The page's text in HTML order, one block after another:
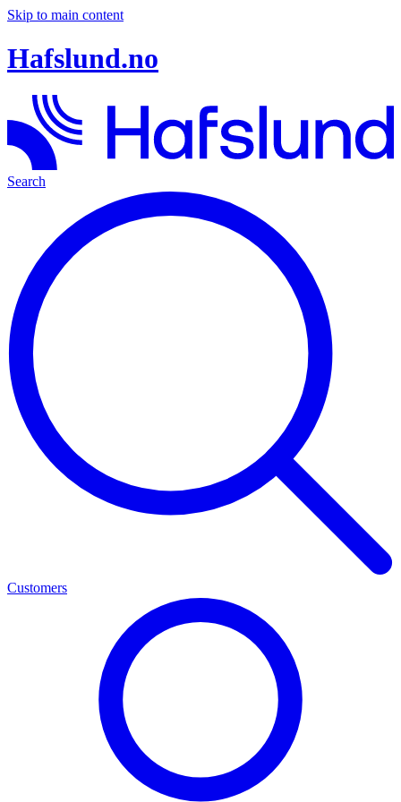
Skip to main content
Hafslund.no
Search
Customers